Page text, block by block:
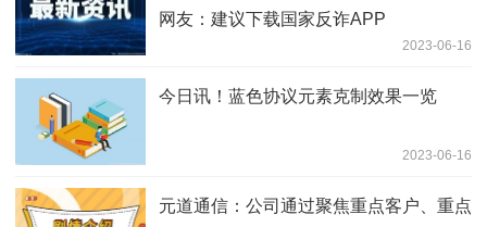
网友：建议下载国家反诈APP
2023-06-16
今日讯！蓝色协议元素克制效果一览
2023-06-16
元道通信：公司通过聚焦重点客户、重点